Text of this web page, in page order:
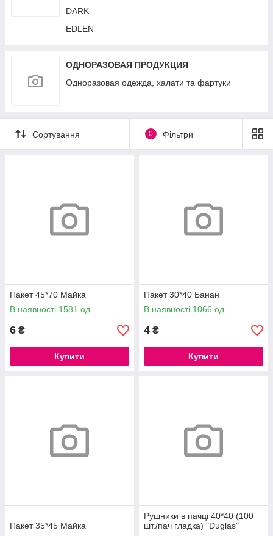
DARK
EDLEN
ОДНОРАЗОВАЯ ПРОДУКЦИЯ
Одноразовая одежда, халати та фартуки
Сортування 0 Фільтри
Пакет 45*70 Майка
В наявності 1581 од.
6 ₴
Купити
Пакет 30*40 Банан
В наявності 1066 од.
4 ₴
Купити
Пакет 35*45 Майка
Рушники в пачці 40*40 (100
шт./пач гладка) "Duglas"